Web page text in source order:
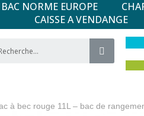
BAC NORME EUROPE
CAISSE A VENDANGE
à bec rouge 11L – bac de